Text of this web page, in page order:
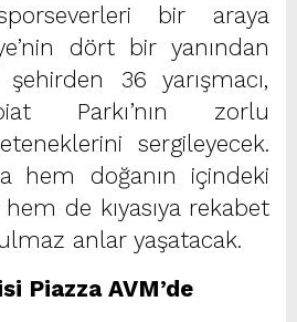
bir araya
dört bir yanından
36 yarışmacı,
Parkı’nın zorlu
sergileyecek.
hem doğanın içindeki
de kıyasıya rekabet
anlar yaşatacak.
Piazza AVM’de